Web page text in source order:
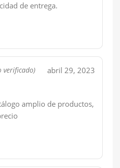
de entrega.
verificado) abril 29, 2023
amplio de productos,